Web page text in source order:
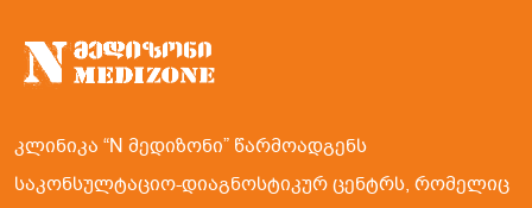
კლინიკა “N მედიზონი” წარმოადგენს
საკონსულტაციო-დიაგნოსტიკურ ცენტრს, რომელიც